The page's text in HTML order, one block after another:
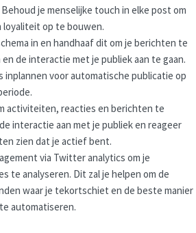
je menselijke touch in elke post om
op te bouwen.
in en handhaaf dit om je berichten te
de interactie met je publiek aan te gaan.
voor automatische publicatie op
activiteiten, reacties en berichten te
interactie aan met je publiek en reageer
zien dat je actief bent.
via Twitter analytics om je
te analyseren. Dit zal je helpen om de
waar je tekortschiet en de beste manier
automatiseren.